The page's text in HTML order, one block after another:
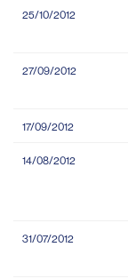
25/10/2012
27/09/2012
17/09/2012
14/08/2012
31/07/2012